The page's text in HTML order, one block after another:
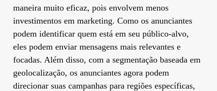
maneira muito eficaz, pois envolvem menos
investimentos em marketing. Como os anunciantes
podem identificar quem está em seu público-alvo,
eles podem enviar mensagens mais relevantes e
focadas. Além disso, com a segmentação baseada em
geolocalização, os anunciantes agora podem
direcionar suas campanhas para regiões específicas,